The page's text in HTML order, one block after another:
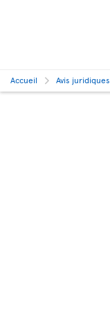
Accueil Avis juridiques